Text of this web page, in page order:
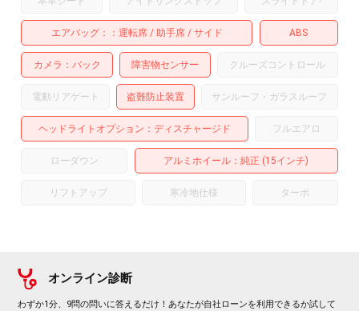
エアバッグ： 運転席 助手席 サイド ABS
カメラ バック 障害物センサー クルーズコントロール
電動リアゲート 盗難防止装置 サンルーフ・ガラスルーフ
ヘッドライトオプション ディスチャージド フルエアロ
ローダウン アルミホイール ：純正 (15インチ)
リフトアップ 寒冷地仕様 ターボ
オンライン診断
わずか1分、9問の問いに答えるだけ！あなたが自社ローンを利用できるか試して